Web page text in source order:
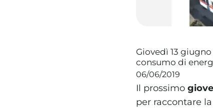
Giovedì 13
consumo di
06/06/2019
Il prossimo
per raccontare